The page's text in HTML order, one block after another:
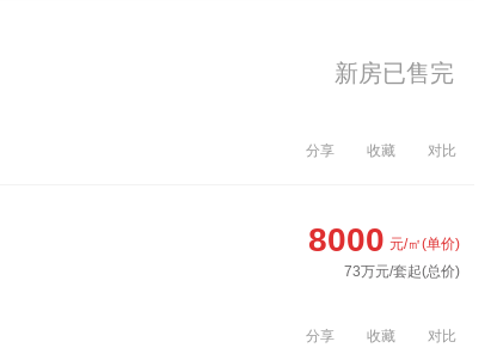
新房已售完
分享 收藏 对比
8000 元/㎡(单价)
73万元/套起(总价)
分享 收藏 对比